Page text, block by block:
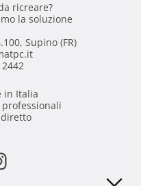
ricreare?
la soluzione
Supino (FR)
in Italia